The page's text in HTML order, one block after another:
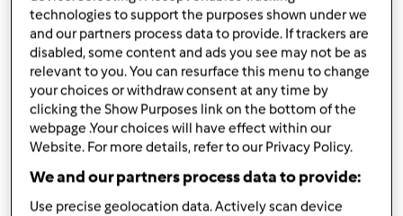
porValnpg
published: 01.08.2025
Adicionar às minhas coleções
Partilhar receita
technologies to support the purposes shown under we
and our partners process data to provide. If trackers are
disabled, some content and ads you see may not be as
relevant to you. You can resurface this menu to change
your choices or withdraw consent at any time by
clicking the Show Purposes link on the bottom of the
webpage .Your choices will have effect within our
Website. For more details, refer to our Privacy Policy.
We and our partners process data to provide:
Use precise geolocation data. Actively scan device